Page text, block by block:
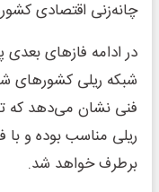
چانه‌زنی اقتصادی
در ادامه فازهای
شبکه ریلی کشورهای
فنی نشان می‌دهد که
ریلی مناسب بوده و
برطرف خواهد شد.